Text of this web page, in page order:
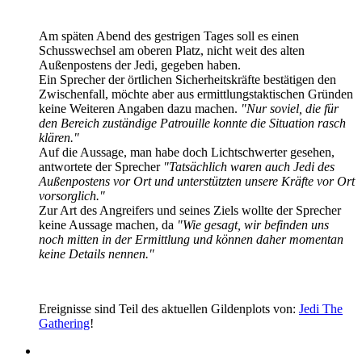
Am späten Abend des gestrigen Tages soll es einen
Schusswechsel am oberen Platz, nicht weit des alten
Außenpostens der Jedi, gegeben haben.
Ein Sprecher der örtlichen Sicherheitskräfte bestätigen den
Zwischenfall, möchte aber aus ermittlungstaktischen Gründen
keine Weiteren Angaben dazu machen. "Nur soviel, die für
den Bereich zuständige Patrouille konnte die Situation rasch
klären."
Auf die Aussage, man habe doch Lichtschwerter gesehen,
antwortete der Sprecher "Tatsächlich waren auch Jedi des
Außenpostens vor Ort und unterstützten unsere Kräfte vor Ort
vorsorglich."
Zur Art des Angreifers und seines Ziels wollte der Sprecher
keine Aussage machen, da "Wie gesagt, wir befinden uns
noch mitten in der Ermittlung und können daher momentan
keine Details nennen."
Ereignisse sind Teil des aktuellen Gildenplots von: Jedi The
Gathering!